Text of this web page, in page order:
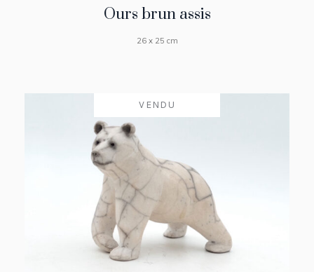
Ours brun assis
26 x 25 cm
VENDU